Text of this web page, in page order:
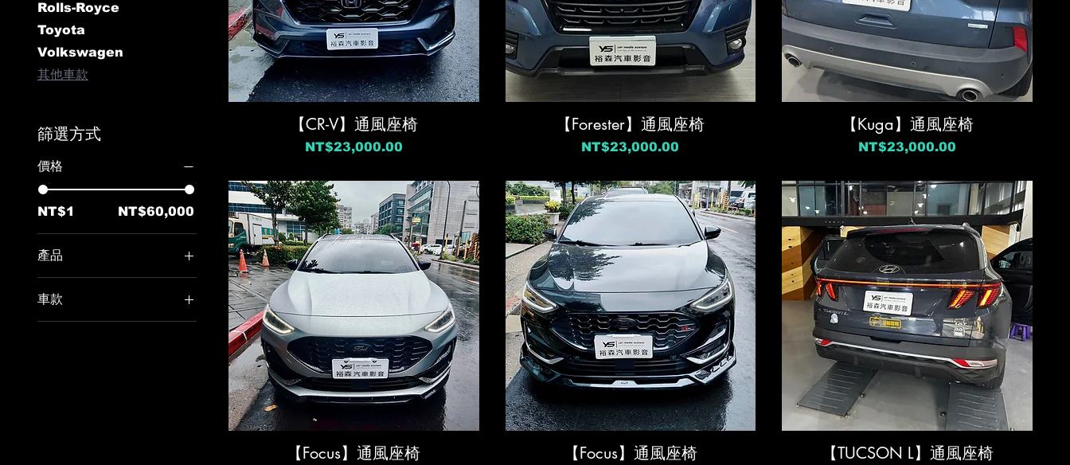
Rolls-Royce
Toyota
Volkswagen
其他車款
篩選方式
價格
NT$1 NT$60,000
產品
一腳踢
車款
【CR-V】通風座椅
價格
NT$23,000.00
【Forester】通風座椅
價格
NT$23,000.00
【Kuga】通風座椅
價格
NT$23,000.00
【Focus】通風座椅 【Focus】通風座椅 【TUCSON L】通風座椅